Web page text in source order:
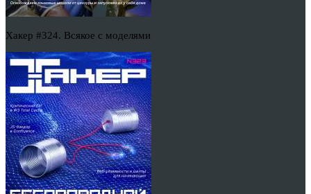
Хакер #324. Всякое с моделями